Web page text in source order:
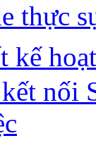
thực
kế
nối